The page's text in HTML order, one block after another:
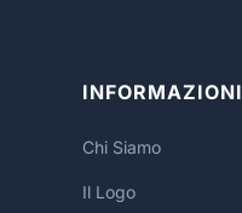
INFORMAZIONI
Chi Siamo
Il Logo